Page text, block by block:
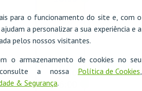
para o funcionamento do site e, com o
a personalizar a sua experiência e a
pelos nossos visitantes.
o armazenamento de cookies no seu
a nossa Política de Cookies,
& Segurança.
15
10:30
16:00
22
10:30
16:00